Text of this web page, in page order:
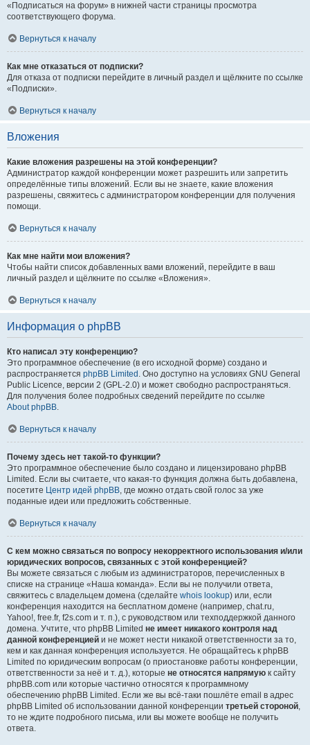
«Подписаться на форум» в нижней части страницы просмотра
соответствующего форума.
Вернуться к началу
Как мне отказаться от подписки?
Для отказа от подписки перейдите в личный раздел и щёлкните по ссылке
«Подписки».
Вернуться к началу
Вложения
Какие вложения разрешены на этой конференции?
Администратор каждой конференции может разрешить или запретить
определённые типы вложений. Если вы не знаете, какие вложения
разрешены, свяжитесь с администратором конференции для получения
помощи.
Вернуться к началу
Как мне найти мои вложения?
Чтобы найти список добавленных вами вложений, перейдите в ваш
личный раздел и щёлкните по ссылке «Вложения».
Вернуться к началу
Информация о phpBB
Кто написал эту конференцию?
Это программное обеспечение (в его исходной форме) создано и
распространяется phpBB Limited . Оно доступно на условиях GNU General
Public Licence, версии 2 (GPL-2.0) и может свободно распространяться.
Для получения более подробных сведений перейдите по ссылке
About phpBB.
Вернуться к началу
Почему здесь нет такой-то функции?
Это программное обеспечение было создано и лицензировано phpBB
Limited. Если вы считаете, что какая-то функция должна быть добавлена,
посетите Центр идей phpBB, где можно отдать свой голос за уже
поданные идеи или предложить собственные.
Вернуться к началу
С кем можно связаться по вопросу некорректного использования и/или
юридических вопросов, связанных с этой конференцией?
Вы можете связаться с любым из администраторов, перечисленных в
списке на странице «Наша команда». Если вы не получили ответа,
свяжитесь с владельцем домена (сделайте whois lookup) или, если
конференция находится на бесплатном домене (например, chat.ru,
Yahoo!, free.fr, f2s.com и т. п.), с руководством или техподдержкой данного
домена. Учтите, что phpBB Limited не имеет никакого контроля над
данной конференцией и не может нести никакой ответственности за то,
кем и как данная конференция используется. Не обращайтесь к phpBB
Limited по юридическим вопросам (о приостановке работы конференции,
ответственности за неё и т. д.), которые не относятся напрямую к сайту
phpBB.com или которые частично относятся к программному
обеспечению phpBB Limited. Если же вы всё-таки пошлёте email в адрес
phpBB Limited об использовании данной конференции третьей стороной,
то не ждите подробного письма, или вы можете вообще не получить
ответа.